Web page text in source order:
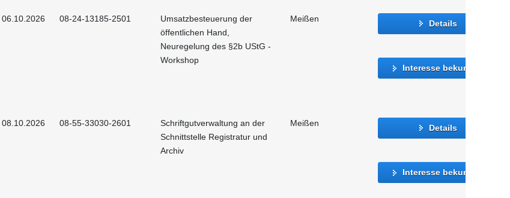
06.10.2026 08-24-13185-2501
Umsatzbesteuerung der
öffentlichen Hand,
Neuregelung des §2b UStG -
Workshop
Meißen Details
Interesse bekunden
08.10.2026 08-55-33030-2601
Schriftgutverwaltung an der
Schnittstelle Registratur und
Archiv
Meißen Details
Interesse bekunden